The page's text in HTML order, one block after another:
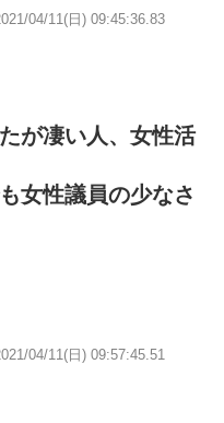
04/11(日) 09:45:36.83
が凄い人、女性活
女性議員の少なさ
04/11(日) 09:57:45.51